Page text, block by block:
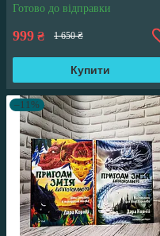
Готово до відправки
999 ₴ 1 650 ₴
Купити
–11%